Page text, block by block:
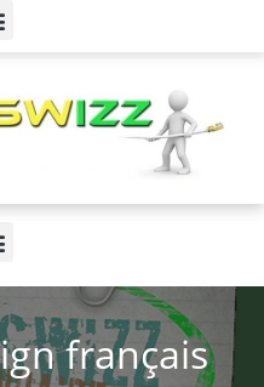
français